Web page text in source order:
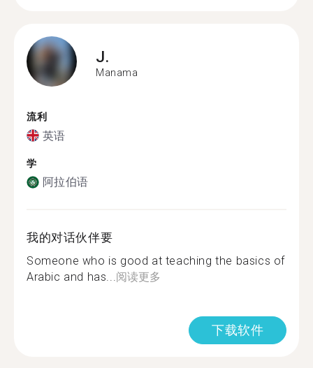
J.
Manama
流利
英语
学
阿拉伯语
我的对话伙伴要
Someone who is good at teaching the basics of
Arabic and has...阅读更多
下载软件